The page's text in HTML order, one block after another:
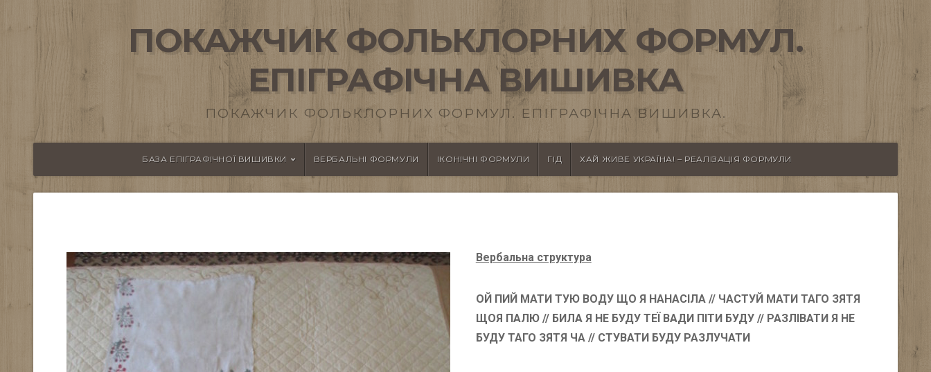
ПОКАЖЧИК ФОЛЬКЛОРНИХ ФОРМУЛ.
ЕПІГРАФІЧНА ВИШИВКА
ПОКАЖЧИК ФОЛЬКЛОРНИХ ФОРМУЛ. ЕПІГРАФІЧНА ВИШИВКА.
БАЗА ЕПІГРАФІЧНОЇ ВИШИВКИ ВЕРБАЛЬНІ ФОРМУЛИ ІКОНІЧНІ ФОРМУЛИ ГІД ХАЙ ЖИВЕ УКРАЇНА! – РЕАЛІЗАЦІЯ ФОРМУЛИ
Вербальна структура
ОЙ ПИЙ МАТИ ТУЮ ВОДУ ЩО Я НАНАСІЛА // ЧАСТУЙ МАТИ ТАГО ЗЯТЯ
ЩОЯ ПАЛЮ // БИЛА Я НЕ БУДУ ТЕЇ ВАДИ ПІТИ БУДУ // РАЗЛІВАТИ Я НЕ
БУДУ ТАГО ЗЯТЯ ЧА // СТУВАТИ БУДУ РАЗЛУЧАТИ